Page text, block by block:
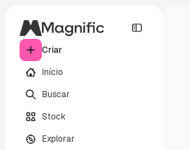
Criar
Início
Buscar
Stock
Explorar